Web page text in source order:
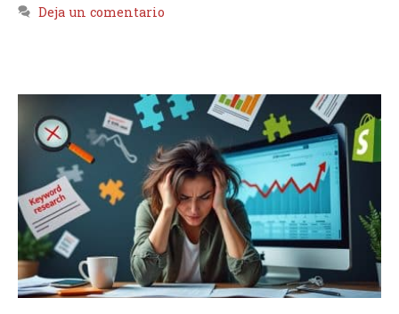
Deja un comentario